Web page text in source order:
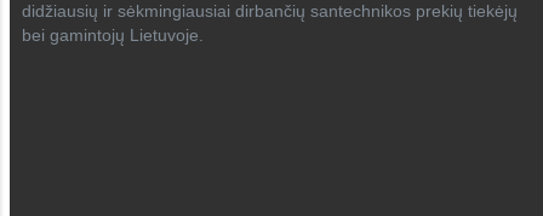
didžiausių ir sėkmingiausiai dirbančių santechnikos prekių tiekėjų
bei gamintojų Lietuvoje.